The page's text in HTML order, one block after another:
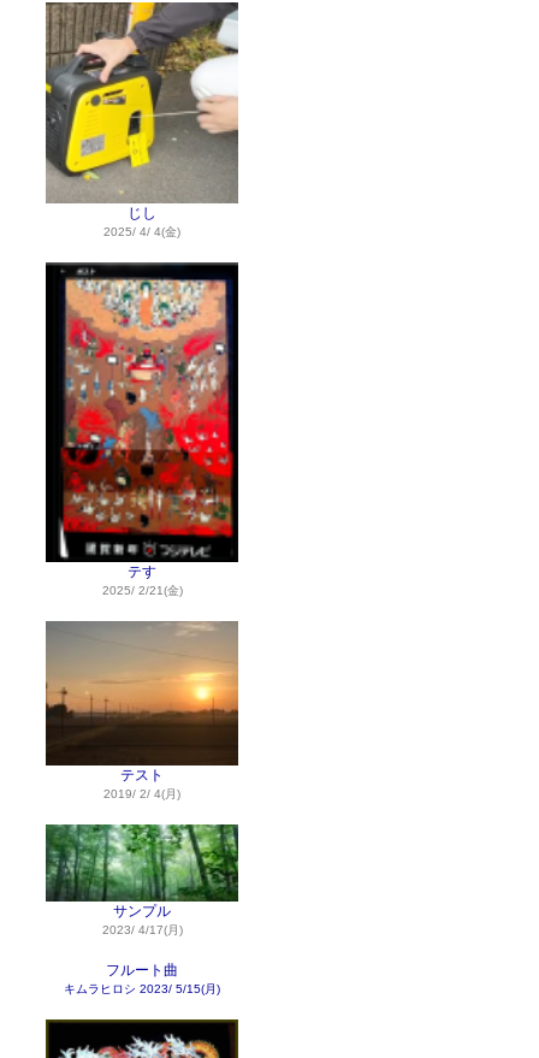
じし
2025/ 4/ 4(金)
テす
2025/ 2/21(金)
テスト
2019/ 2/ 4(月)
サンプル
2023/ 4/17(月)
フルート曲
キムラヒロシ 2023/ 5/15(月)